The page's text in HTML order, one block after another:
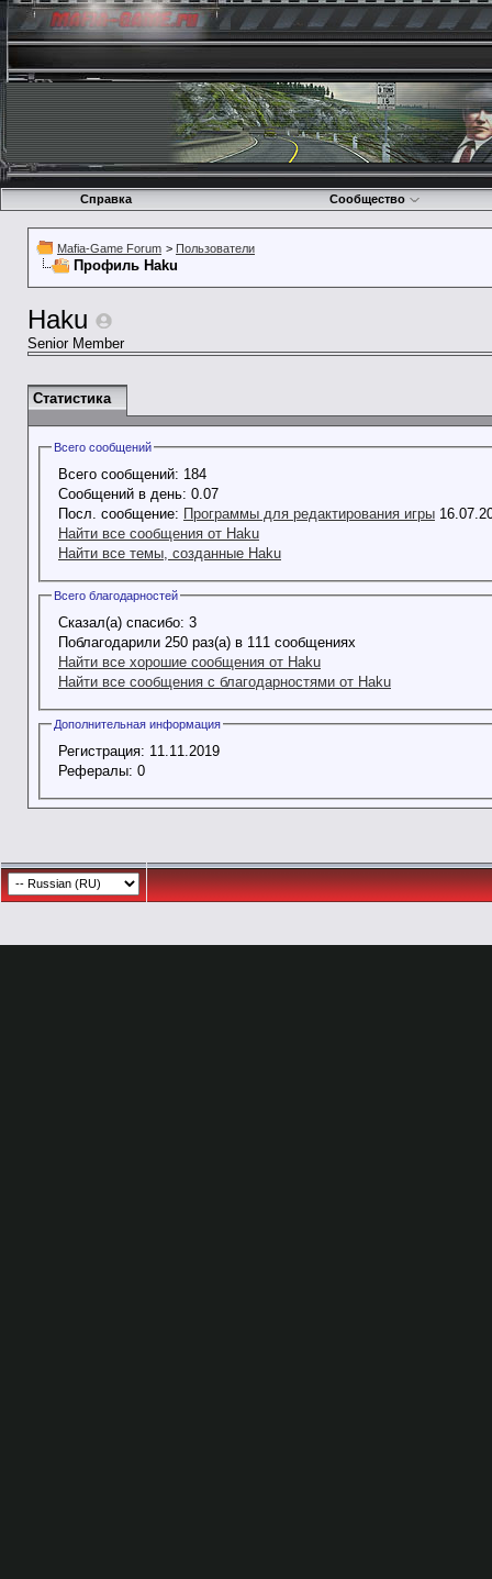
Справка Сообщество
Mafia-Game Forum > Пользователи
Профиль Haku
Haku
Senior Member
Статистика
Всего сообщений
Всего сообщений: 184
Сообщений в день: 0.07
Посл. сообщение: Программы для редактирования игры
Найти все сообщения от Haku
Найти все темы, созданные Haku
Всего благодарностей
Сказал(а) спасибо: 3
Поблагодарили 250 раз(а) в 111 сообщениях
Найти все хорошие сообщения от Haku
Найти все сообщения с благодарностями от Haku
Дополнительная информация
Регистрация: 11.11.2019
Рефералы: 0